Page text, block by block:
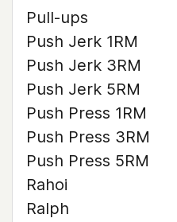
Pull-ups
Push Jerk 1RM
Push Jerk 3RM
Push Jerk 5RM
Push Press 1RM
Push Press 3RM
Push Press 5RM
Rahoi
Ralph